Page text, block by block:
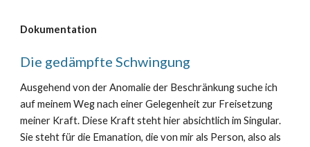
Dokumentation
Die gedämpfte Schwingung
Ausgehend von der Anomalie der Beschränkung suche ich
auf meinem Weg nach einer Gelegenheit zur Freisetzung
meiner Kraft. Diese Kraft steht hier absichtlich im Singular.
Sie steht für die Emanation, die von mir als Person, also als